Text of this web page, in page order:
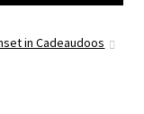
in Cadeaudoos